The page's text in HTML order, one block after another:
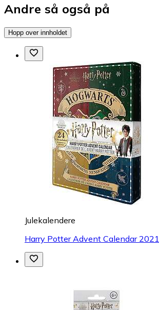
Andre så også på
Hopp over innholdet
Julekalendere
Harry Potter Advent Calendar 2021